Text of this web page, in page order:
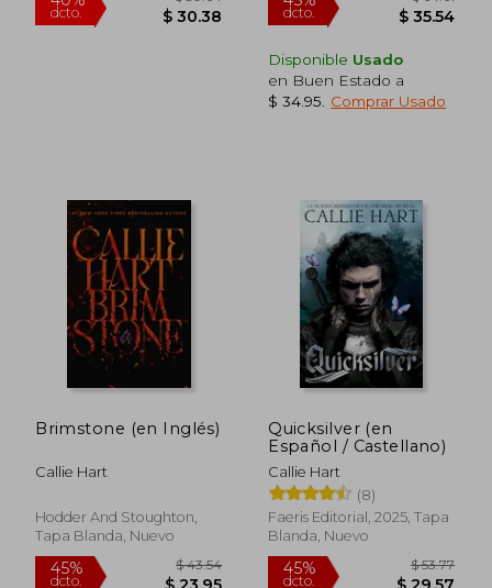
dcto. $ 30.38
45%
dcto.
Disponible Usado
en Buen Estado a
$ 34.95
Comprar Usado
Brimstone (en Inglés)
Callie Hart
Hodder And Stoughton,
Tapa Blanda, Nuevo
Quicksilver (en
Español / Castellano)
Callie Hart
(8)
Faeris Editorial, 2025, Tapa
Blanda, Nuevo